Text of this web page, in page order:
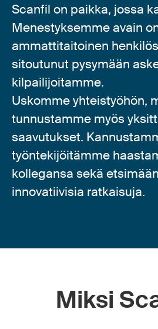
Scanfil on paikka, jossa
Menestyksemme avain
ammattitaitoinen
sitoutunut pysymään
kilpailijoitamme.
Uskomme yhteistyöhön,
tunnustamme myös
saavutukset.
työntekijöitämme
kollegansa sekä
innovatiivisia ratkaisuja.
Miksi